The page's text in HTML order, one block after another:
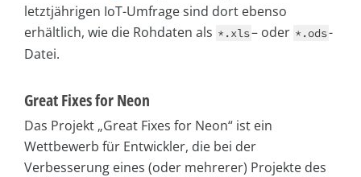
letztjährigen IoT-Umfrage sind dort ebenso
erhältlich, wie die Rohdaten als *.xls– oder *.ods-
Datei.
Great Fixes for Neon
Das Projekt „Great Fixes for Neon“ ist ein
Wettbewerb für Entwickler, die bei der
Verbesserung eines (oder mehrerer) Projekte des